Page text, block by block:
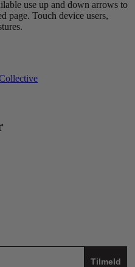
use up and down arrows to
page. Touch device users,
Tilmeld